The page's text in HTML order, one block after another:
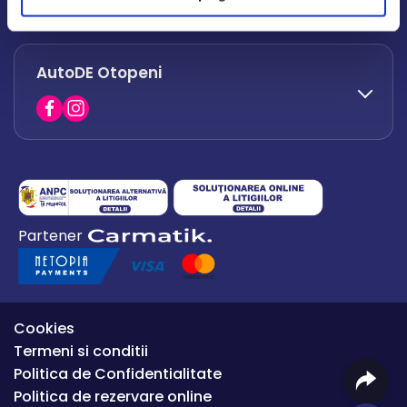
office.afumati@autode.ro
0730 063 852
0730 063 851
AutoDE Otopeni
0754 649 360
office.premium@autode.ro
Partener
Cookies
Termeni si conditii
Politica de Confidentialitate
Politica de rezervare online